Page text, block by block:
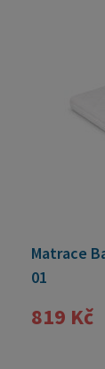
Matrace
01
819 Kč